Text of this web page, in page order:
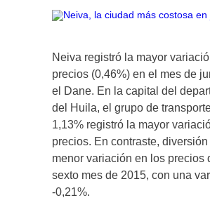
Neiva registró la mayor
precios (0,46%) en el mes de
el Dane. En la capital del
del Huila, el grupo de
1,13% registró la mayor
precios. En contraste,
menor variación en los precios
sexto mes de 2015, con una
-0,21%.